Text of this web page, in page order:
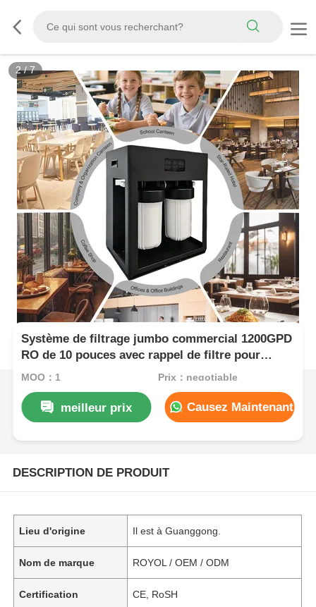
2/7
Système de filtrage jumbo commercial 1200GPD
RO de 10 pouces avec rappel de filtre pour
usage commercial et domestique
MOQ：1 Prix：negotiable
meilleur prix Causez Maintenant
DESCRIPTION DE PRODUIT
Lieu d'origine Il est à Guanggong.
Nom de marque ROYOL / OEM / ODM
Certification CE, RoSH